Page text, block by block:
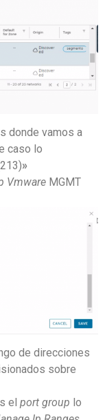
donde vamos a
caso lo
»
Vmware MGMT
de direcciones
sobre
el port group lo